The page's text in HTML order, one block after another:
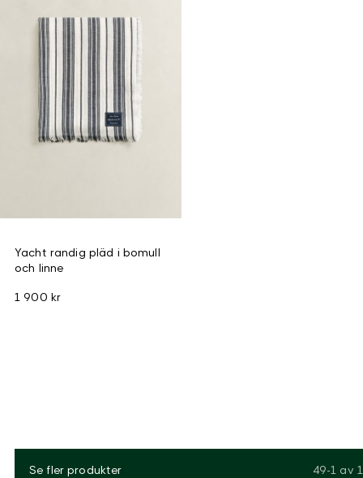
Yacht randig pläd i bomull
och linne
1 900 kr
Se fler produkter 49-1 av 1